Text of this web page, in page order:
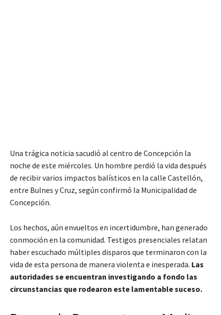
Una trágica noticia sacudió al centro de Concepción la
noche de este miércoles. Un hombre perdió la vida después
de recibir varios impactos balísticos en la calle Castellón,
entre Bulnes y Cruz, según confirmó la Municipalidad de
Concepción.
Los hechos, aún envueltos en incertidumbre, han generado
conmoción en la comunidad. Testigos presenciales relatan
haber escuchado múltiples disparos que terminaron con la
vida de esta persona de manera violenta e inesperada. Las
autoridades se encuentran investigando a fondo las
circunstancias que rodearon este lamentable suceso.